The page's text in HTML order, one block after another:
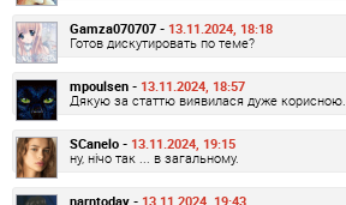
Gamza070707 - 13.11.2024, 18:18
Готов дискутировать по теме?
mpoulsen - 13.11.2024, 18:57
Дякую за статтю виявилася дуже корисною.
SCanelo - 13.11.2024, 19:15
ну, нічо так ... в загальному.
narntoday - 13.11.2024, 19:43